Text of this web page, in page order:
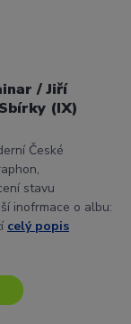
/ Jiří
(IX)
České
stavu
inofrmace o albu:
celý popis